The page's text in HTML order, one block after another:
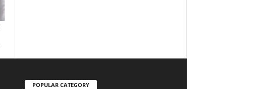
POPULAR CATEGORY